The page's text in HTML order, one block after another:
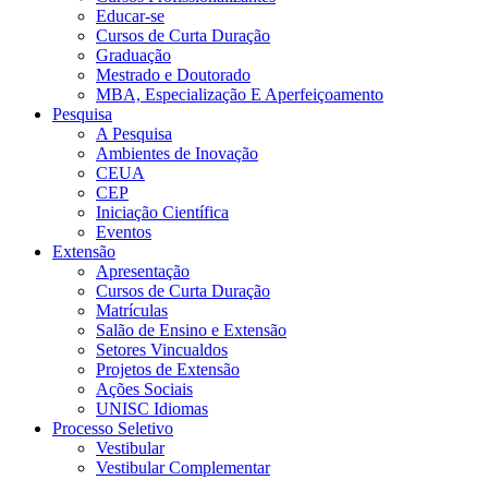
Educar-se
Cursos de Curta Duração
Graduação
Mestrado e Doutorado
MBA, Especialização E Aperfeiçoamento
Pesquisa
A Pesquisa
Ambientes de Inovação
CEUA
CEP
Iniciação Científica
Eventos
Extensão
Apresentação
Cursos de Curta Duração
Matrículas
Salão de Ensino e Extensão
Setores Vincualdos
Projetos de Extensão
Ações Sociais
UNISC Idiomas
Processo Seletivo
Vestibular
Vestibular Complementar